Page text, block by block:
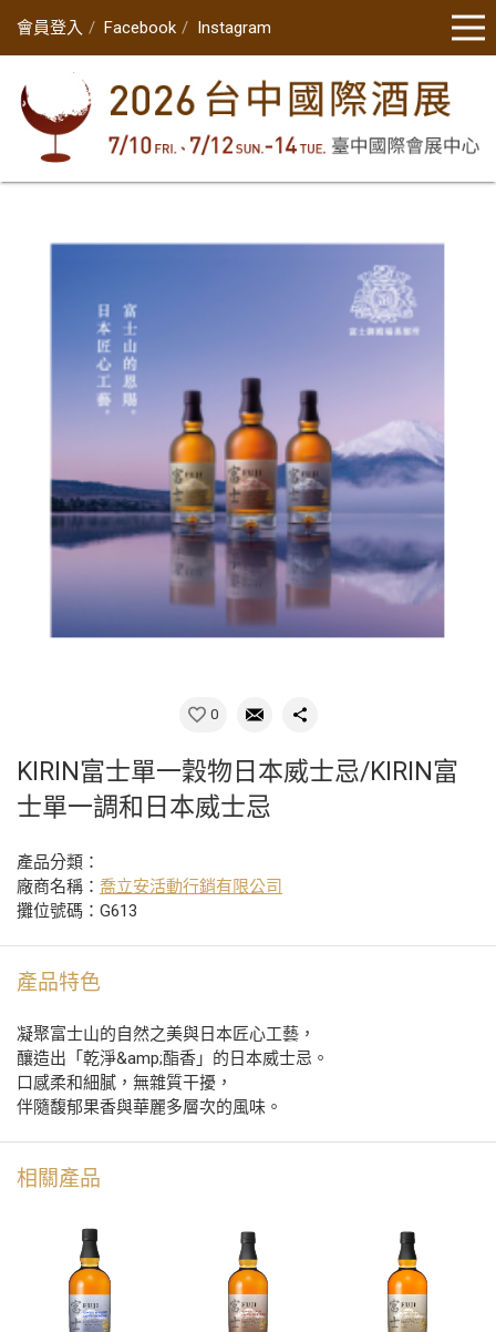
會員登入 Facebook Instagram
0
KIRIN富士單一穀物日本威士忌/KIRIN富
士單一調和日本威士忌
產品分類：
廠商名稱： 喬立安活動行銷有限公司
攤位號碼：G613
產品特色
凝聚富士山的自然之美與日本匠心工藝，
釀造出「乾淨&amp;酯香」的日本威士忌。
口感柔和細膩，無雜質干擾，
伴隨馥郁果香與華麗多層次的風味。
相關產品